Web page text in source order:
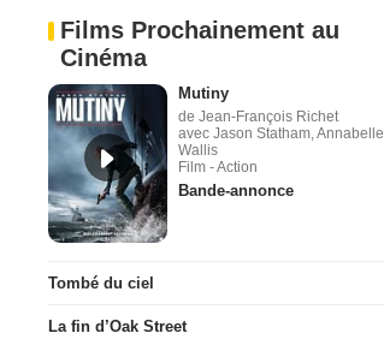
Films Prochainement au
Cinéma
Mutiny
de Jean-François Richet
avec Jason Statham, Annabelle
Wallis
Film - Action
Bande-annonce
Tombé du ciel
La fin d’Oak Street